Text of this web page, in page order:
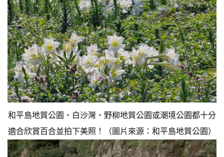
和平島地質公園、白沙灣、野柳地質公園或潮境公園都十分
適合欣賞百合並拍下美照！（圖片來源：和平島地質公園）